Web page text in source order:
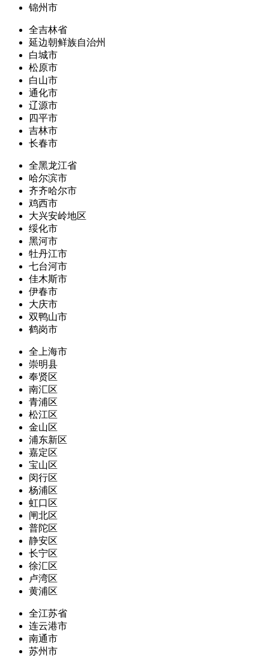
锦州市
全吉林省
延边朝鲜族自治州
白城市
松原市
白山市
通化市
辽源市
四平市
吉林市
长春市
全黑龙江省
哈尔滨市
齐齐哈尔市
鸡西市
大兴安岭地区
绥化市
黑河市
牡丹江市
七台河市
佳木斯市
伊春市
大庆市
双鸭山市
鹤岗市
全上海市
崇明县
奉贤区
南汇区
青浦区
松江区
金山区
浦东新区
嘉定区
宝山区
闵行区
杨浦区
虹口区
闸北区
普陀区
静安区
长宁区
徐汇区
卢湾区
黄浦区
全江苏省
连云港市
南通市
苏州市